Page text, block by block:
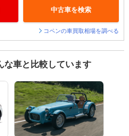
中古車を検索
コペンの車買取相場を調べる
な車と比較しています